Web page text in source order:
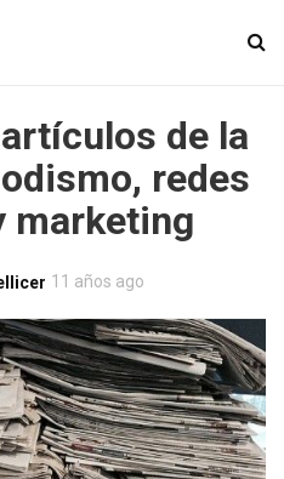
de la
redes
marketing
11 años ago